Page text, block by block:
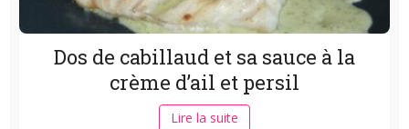
Dos de cabillaud et sa sauce à la
crème d’ail et persil
Lire la suite